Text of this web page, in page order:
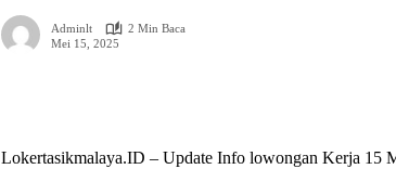
Adminlt
2 Min Baca
Mei 15, 2025
Lokertasikmalaya.ID – Update Info lowongan Kerja